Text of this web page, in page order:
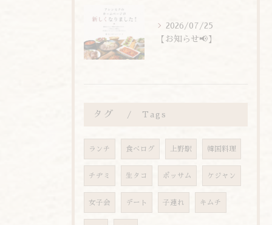
2026/07/25
【お知らせ📢】
タグ Tags
ランチ 食べログ 上野駅 韓国料理
チヂミ 生タコ ポッサム ケジャン
女子会 デート 子連れ キムチ